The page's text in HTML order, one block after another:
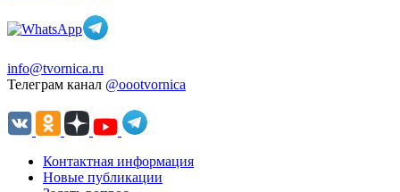
info@tvornica.ru
Телеграм канал @oootvornica
Контактная информация
Новые публикации